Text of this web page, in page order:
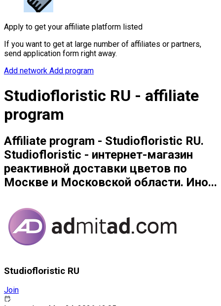
Apply to get your affiliate platform listed
If you want to get at large number of affiliates or partners,
send application form right away.
Add network Add program
Studiofloristic RU - affiliate
program
Affiliate program - Studiofloristic RU.
Studiofloristic - интернет-магазин
реактивной доставки цветов по
Москве и Московской области. Ино...
Studiofloristic RU
Join